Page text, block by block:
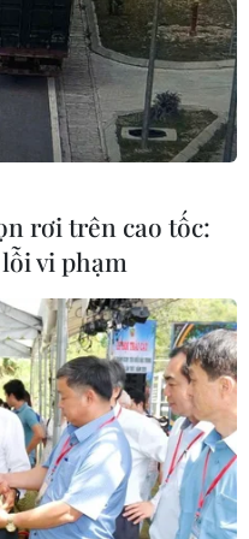
tin mã số vùng
rơi trên cao tốc:
vi phạm